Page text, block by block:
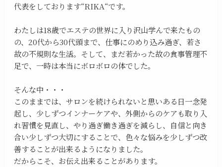
代表をしております“RIKA“です。
わたしは18歳でエステの世界に入り沢山学んで来たもの
の、20代から30代頭まで、仕事にのめり込み過ぎ、若さ
故の不規則な生活。そして、まだ若かった故の食事管理不
足で、一時は本当にボロボロの体でした。
そんな中・・・
このままでは、サロンを続けられないと思いある日一念発
起し、少しずつインナーケアや、外側からのケアも取り入
れ習慣を見直し、やり過ぎ働き過ぎを減らし、自信と向き
合い少しずつ大切にすることで、色々な悩みを少しずつ改
善することが出来るようになりました。
だからこそ、お伝え出来ることがあります。